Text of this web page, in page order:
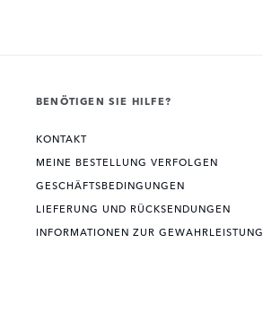
BENÖTIGEN SIE HILFE?
KONTAKT
MEINE BESTELLUNG VERFOLGEN
GESCHÄFTSBEDINGUNGEN
LIEFERUNG UND RÜCKSENDUNGEN
INFORMATIONEN ZUR GEWAHRLEISTUNG